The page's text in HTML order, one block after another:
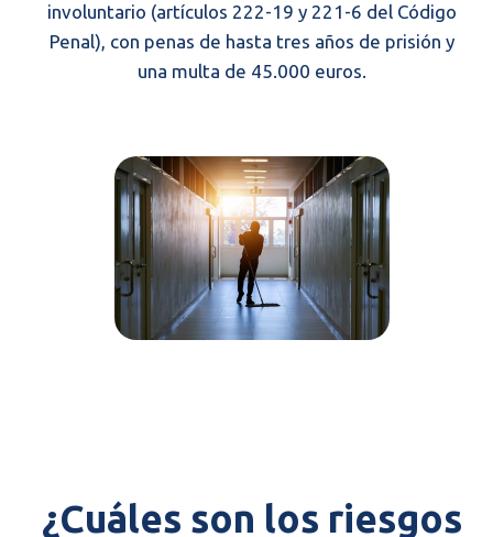
involuntario (artículos 222-19 y 221-6 del Código
Penal), con penas de hasta tres años de prisión y
una multa de 45.000 euros.
¿Cuáles son los riesgos